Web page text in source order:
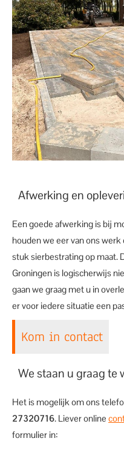
Afwerking en
Een goede afwerking is bij
houden we eer van ons
stuk sierbestrating op maat.
Groningen is logischerwijs
gaan we graag met u in
er voor iedere situatie een
Kom in contact
We staan u graag te
Het is mogelijk om ons
27320716. Liever online
formulier in: